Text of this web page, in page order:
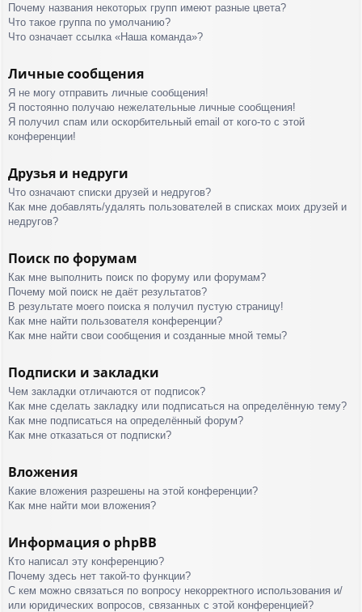
Почему названия некоторых групп имеют разные цвета?
Что такое группа по умолчанию?
Что означает ссылка «Наша команда»?
Личные сообщения
Я не могу отправить личные сообщения!
Я постоянно получаю нежелательные личные сообщения!
Я получил спам или оскорбительный email от кого-то с этой
конференции!
Друзья и недруги
Что означают списки друзей и недругов?
Как мне добавлять/удалять пользователей в списках моих друзей и
недругов?
Поиск по форумам
Как мне выполнить поиск по форуму или форумам?
Почему мой поиск не даёт результатов?
В результате моего поиска я получил пустую страницу!
Как мне найти пользователя конференции?
Как мне найти свои сообщения и созданные мной темы?
Подписки и закладки
Чем закладки отличаются от подписок?
Как мне сделать закладку или подписаться на определённую тему?
Как мне подписаться на определённый форум?
Как мне отказаться от подписки?
Вложения
Какие вложения разрешены на этой конференции?
Как мне найти мои вложения?
Информация о phpBB
Кто написал эту конференцию?
Почему здесь нет такой-то функции?
С кем можно связаться по вопросу некорректного использования и/
или юридических вопросов, связанных с этой конференцией?